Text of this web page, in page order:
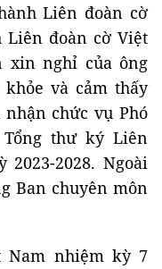
Liên đoàn cờ
Liên đoàn cờ Việt
xin nghỉ của ông
và cảm thấy
chức vụ Phó
thư ký Liên
2028. Ngoài
Ban chuyên môn
Nam nhiệm kỳ 7